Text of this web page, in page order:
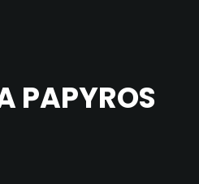
PAPYROS